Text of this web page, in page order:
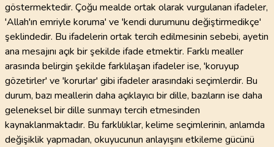
göstermektedir. Çoğu mealde ortak olarak vurgulanan ifadeler,
'Allah'ın emriyle koruma' ve 'kendi durumunu değiştirmedikçe'
şeklindedir. Bu ifadelerin ortak tercih edilmesinin sebebi, ayetin
ana mesajını açık bir şekilde ifade etmektir. Farklı mealler
arasında belirgin şekilde farklılaşan ifadeler ise, 'koruyup
gözetirler' ve 'korurlar' gibi ifadeler arasındaki seçimlerdir. Bu
durum, bazı meallerin daha açıklayıcı bir dille, bazıların ise daha
geleneksel bir dille sunmayı tercih etmesinden
kaynaklanmaktadır. Bu farklılıklar, kelime seçimlerinin, anlamda
değişiklik yapmadan, okuyucunun anlayışını etkileme gücünü